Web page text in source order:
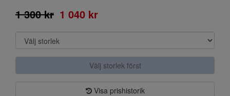
1 300 kr 1 040 kr
Välj storlek först
Visa prishistorik